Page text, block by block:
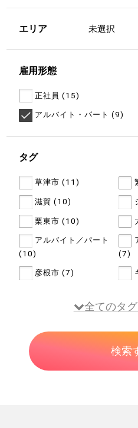
エリア 未選択
雇用形態
正社員 (15)
アルバイト・パート (9)
タグ
草津市 (11)
滋賀 (10)
栗東市 (10)
アルバイト／パート
(10)
(7)
彦根市 (7)
全てのタ